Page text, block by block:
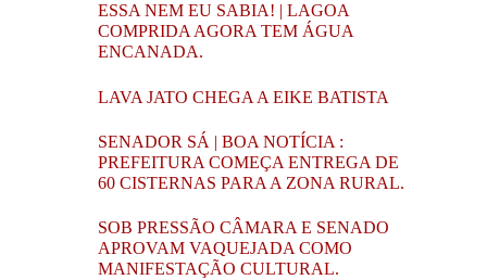
ESSA NEM EU SABIA! | LAGOA
COMPRIDA AGORA TEM ÁGUA
ENCANADA.
LAVA JATO CHEGA A EIKE BATISTA
SENADOR SÁ | BOA NOTÍCIA :
PREFEITURA COMEÇA ENTREGA DE
60 CISTERNAS PARA A ZONA RURAL.
SOB PRESSÃO CÂMARA E SENADO
APROVAM VAQUEJADA COMO
MANIFESTAÇÃO CULTURAL.